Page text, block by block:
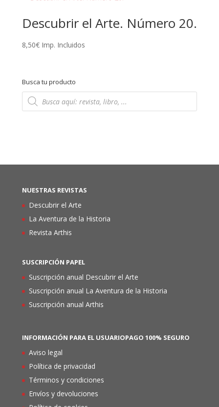
Descubrir el Arte. Número 20.
8,50€ Imp. Incluidos
Busca tu producto
Búsqueda
de
productos
NUESTRAS REVISTAS
Descubrir el Arte
La Aventura de la Historia
Revista Arthis
SUSCRIPCIÓN PAPEL
Suscripción anual Descubrir el Arte
Suscripción anual La Aventura de la Historia
Suscripción anual Arthis
INFORMACIÓN PARA EL USUARIO
Aviso legal
Política de privacidad
Términos y condiciones
Envíos y devoluciones
PAGO 100% SEGURO